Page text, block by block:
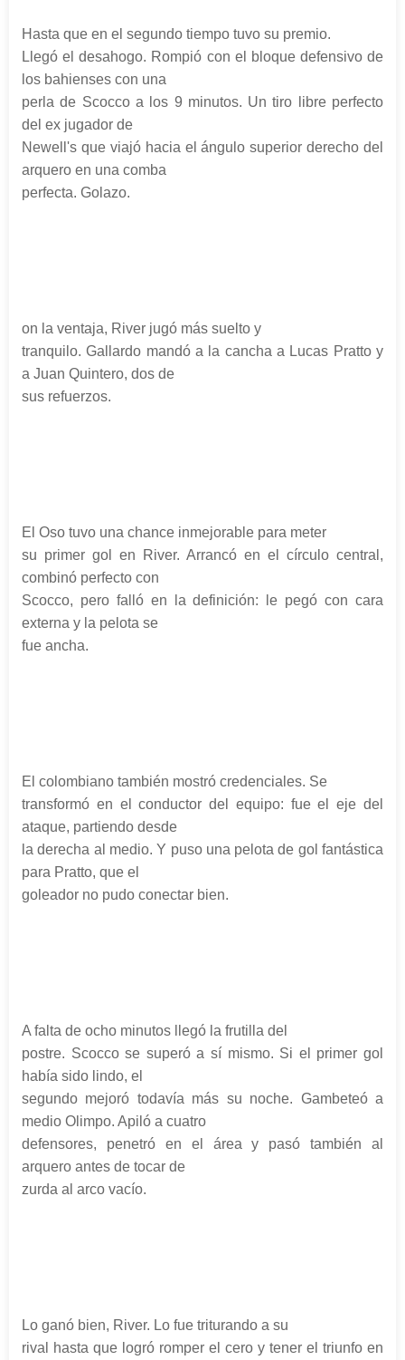
Hasta que en el segundo tiempo tuvo su premio.
Llegó el desahogo. Rompió con el bloque defensivo de
los bahienses con una
perla de Scocco a los 9 minutos. Un tiro libre perfecto
del ex jugador de
Newell's que viajó hacia el ángulo superior derecho del
arquero en una comba
perfecta. Golazo.
on la ventaja, River jugó más suelto y
tranquilo. Gallardo mandó a la cancha a Lucas Pratto y
a Juan Quintero, dos de
sus refuerzos.
El Oso tuvo una chance inmejorable para meter
su primer gol en River. Arrancó en el círculo central,
combinó perfecto con
Scocco, pero falló en la definición: le pegó con cara
externa y la pelota se
fue ancha.
El colombiano también mostró credenciales. Se
transformó en el conductor del equipo: fue el eje del
ataque, partiendo desde
la derecha al medio. Y puso una pelota de gol fantástica
para Pratto, que el
goleador no pudo conectar bien.
A falta de ocho minutos llegó la frutilla del
postre. Scocco se superó a sí mismo. Si el primer gol
había sido lindo, el
segundo mejoró todavía más su noche. Gambeteó a
medio Olimpo. Apiló a cuatro
defensores, penetró en el área y pasó también al
arquero antes de tocar de
zurda al arco vacío.
Lo ganó bien, River. Lo fue triturando a su
rival hasta que logró romper el cero y tener el triunfo en